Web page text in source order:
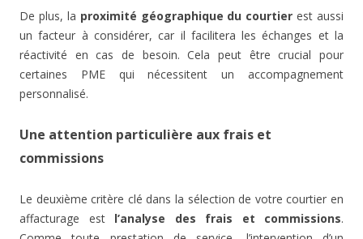
De plus, la proximité géographique du courtier est aussi
un facteur à considérer, car il facilitera les échanges et la
réactivité en cas de besoin. Cela peut être crucial pour
certaines PME qui nécessitent un accompagnement
personnalisé.
Une attention particulière aux frais et
commissions
Le deuxième critère clé dans la sélection de votre courtier en
affacturage est l’analyse des frais et commissions.